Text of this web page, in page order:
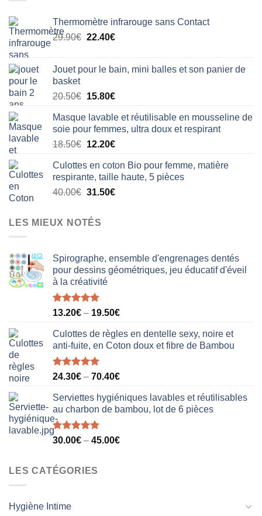
Thermomètre infrarouge sans Contact
29.90€ Le
était :
22.40€Le
est :
Jouet pour le bain, mini balles et son panier de
basket
20.50€ Le
initial
était :
20.50€.
15.80€Le
actuel
est :
15.80€.
Masque lavable et réutilisable en mousseline de
soie pour femmes, ultra doux et respirant
18.50€ Le
initial
était :
18.50€.
12.20€Le
actuel
est :
12.20€.
Culottes en coton Bio pour femme, matière
respirante, taille haute, 5 pièces
40.00€ Le
initial
était :
31.50€Le
LES MIEUX NOTÉS
Spirographe, ensemble d'engrenages dentés
pour dessins géométriques, jeu éducatif d'éveil
à la créativité
Note5.00
13.20€ – 19.50€
Culottes de règles en dentelle sexy, noire et
anti-fuite, en Coton doux et fibre de Bambou
Note5.00
24.30€ – 70.40€
Serviettes hygiéniques lavables et réutilisables
au charbon de bambou, lot de 6 pièces
Note5.00
30.00€ – 45.00€
LES CATÉGORIES
Hygiène Intime